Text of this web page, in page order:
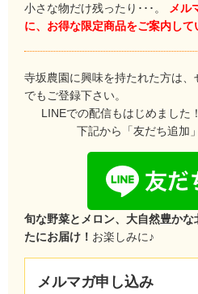
小さな物だけ残ったり･･･。
メル
に、お得な限定商品をご案内して
寺坂農園に興味を持たれた方は
でもご登録下さい。
LINEでの配信もはじめました
下記から「友だち追加
旬な野菜とメロン、大自然豊か
たにお届け！ お楽しみに♪
メルマガ申し込み